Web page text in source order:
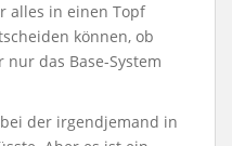
alles in einen Topf
können, ob
das Base-System
der irgendjemand in